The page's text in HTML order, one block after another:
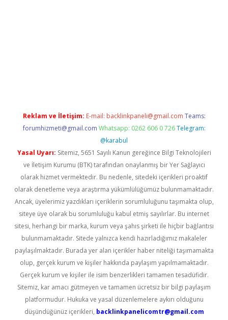
Reklam ve İletişim: E-mail: backlinkpaneli@gmail.com Teams:
forumhizmeti@gmail.com Whatsapp: 0262 606 0 726 Telegram:
@karabul
Yasal Uyarı: Sitemiz, 5651 Sayılı Kanun gereğince Bilgi Teknolojileri
ve İletişim Kurumu (BTK) tarafından onaylanmış bir Yer Sağlayıcı
olarak hizmet vermektedir. Bu nedenle, sitedeki içerikleri proaktif
olarak denetleme veya araştırma yükümlülüğümüz bulunmamaktadır.
Ancak, üyelerimiz yazdıkları içeriklerin sorumluluğunu taşımakta olup,
siteye üye olarak bu sorumluluğu kabul etmiş sayılırlar. Bu internet
sitesi, herhangi bir marka, kurum veya şahıs şirketi ile hiçbir bağlantısı
bulunmamaktadır. Sitede yalnızca kendi hazırladığımız makaleler
paylaşılmaktadır. Burada yer alan içerikler haber niteliği taşımamakta
olup, gerçek kurum ve kişiler hakkında paylaşım yapılmamaktadır.
Gerçek kurum ve kişiler ile isim benzerlikleri tamamen tesadüfidir.
Sitemiz, kar amacı gütmeyen ve tamamen ücretsiz bir bilgi paylaşım
platformudur. Hukuka ve yasal düzenlemelere aykırı olduğunu
düşündüğünüz içerikleri, backlinkpanelicomtr@gmail.com